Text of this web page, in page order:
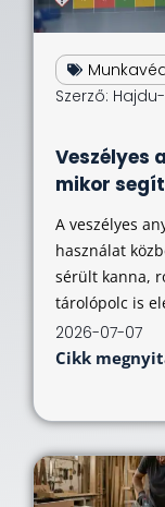
Szerző:
Veszélyes
mikor
A veszélyes
használat
sérült kanna,
tárolópolc is
2026-07-07
Cikk